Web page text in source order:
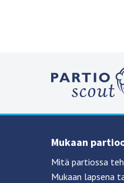
Mukaan
Mitä partiossa
Mukaan lapsena